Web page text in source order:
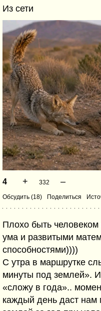
Из сети
4 + 332 –
Обсудить (18) Поделиться
Плохо быть
ума и развитыми
способностями))))
С утра в маршрутке
минуты под землей».
«сложу в года»..
каждый день даст нам